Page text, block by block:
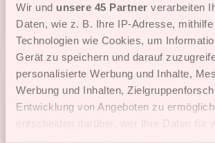
Wir und unsere 45 Partner verarbeiten
Daten, wie z. B. Ihre IP-Adresse,
Technologien wie Cookies, um
Gerät zu speichern und darauf
personalisierte Werbung und Inhalte,
Werbung und Inhalten,
Entwicklung von Angeboten zu
entscheiden darüber, wer Ihre Daten für
7
Wellness Freecell